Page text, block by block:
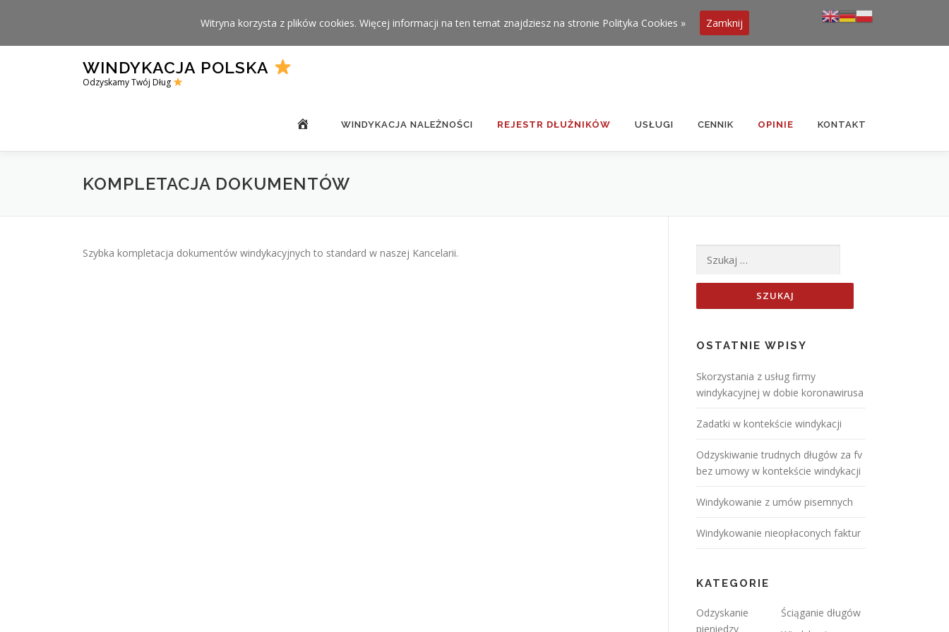
WINDYKACJA POLSKA
Odzyskamy Twój Dług
WINDYKACJA NALEŻNOŚCI REJESTR DŁUŻNIKÓW USŁUGI CENNIK OPINIE KONTAKT
KOMPLETACJA DOKUMENTÓW
Szybka kompletacja dokumentów windykacyjnych to standard w naszej Kancelarii.
OSTATNIE WPISY
Skorzystania z usług firmy
windykacyjnej w dobie koronawirusa
Zadatki w kontekście windykacji
Odzyskiwanie trudnych długów za fv
bez umowy w kontekście windykacji
Windykowanie z umów pisemnych
Windykowanie nieopłaconych faktur
KATEGORIE
Odzyskanie
pieniędzy
Ściąganie długów
Witryna korzysta z plików cookies. Więcej informacji na ten temat znajdziesz na stronie Polityka Cookies » Zamknij